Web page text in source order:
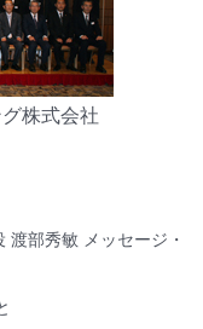
株式会社
渡部秀敏 メッセージ・